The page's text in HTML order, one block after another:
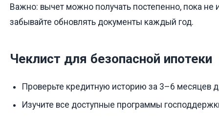
Важно: вычет можно получать постепенно, пока не
забывайте обновлять документы каждый год.
Чеклист для безопасной ипотеки
Проверьте кредитную историю за 3–6 месяцев
Изучите все доступные программы